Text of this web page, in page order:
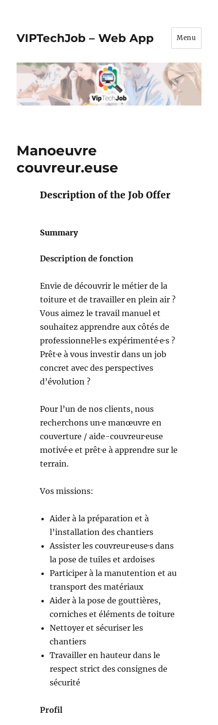
VIPTechJob – Web App Menu
Manoeuvre
couvreur.euse
Description of the Job Offer
Summary
Description de fonction
Envie de découvrir le métier de la
toiture et de travailler en plein air ?
Vous aimez le travail manuel et
souhaitez apprendre aux côtés de
professionnel·le·s expérimenté·e·s ?
Prêt·e à vous investir dans un job
concret avec des perspectives
d’évolution ?
Pour l’un de nos clients, nous
recherchons un·e manœuvre en
couverture / aide-couvreur·euse
motivé·e et prêt·e à apprendre sur le
terrain.
Vos missions:
Aider à la préparation et à
l’installation des chantiers
Assister les couvreur·euse·s dans
la pose de tuiles et ardoises
Participer à la manutention et au
transport des matériaux
Aider à la pose de gouttières,
corniches et éléments de toiture
Nettoyer et sécuriser les
chantiers
Travailler en hauteur dans le
respect strict des consignes de
sécurité
Profil